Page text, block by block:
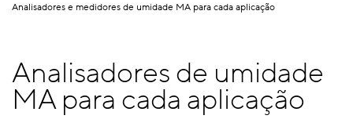
Analisadores e medidores de umidade MA para cada aplicação
Analisadores de umidade
MA para cada aplicação